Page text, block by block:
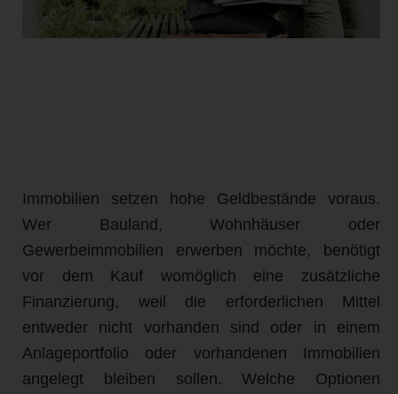
Immobilien setzen hohe Geldbestände voraus.
Wer Bauland, Wohnhäuser oder
Gewerbeimmobilien erwerben möchte, benötigt
vor dem Kauf womöglich eine zusätzliche
Finanzierung, weil die erforderlichen Mittel
entweder nicht vorhanden sind oder in einem
Anlageportfolio oder vorhandenen Immobilien
angelegt bleiben sollen. Welche Optionen